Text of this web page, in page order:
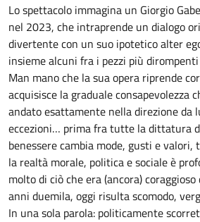
Lo spettacolo immagina un Giorgio
nel 2023, che intraprende un dialogo
divertente con un suo ipotetico alter
insieme alcuni fra i pezzi più
Man mano che la sua opera riprende
acquisisce la graduale consapevolezza
andato esattamente nella direzione da
eccezioni… prima fra tutte la dittatura
benessere cambia mode, gusti e valori,
la realtà morale, politica e sociale è
molto di ciò che era (ancora) coraggioso
anni duemila, oggi risulta scomodo,
In una sola parola: politicamente